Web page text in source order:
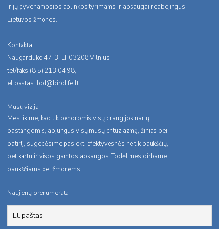
ir jų gyvenamosios aplinkos tyrimams ir apsaugai neabejingus
Lietuvos žmones.
Kontaktai:
Naugarduko 47-3, LT-03208 Vilnius,
tel/faks:(8 5) 213 04 98,
el.pastas: lod@birdlife.lt
Mūsų vizija
Mes tikime, kad tik bendromis visų draugijos narių
pastangomis, apjungus visų mūsų entuziazmą, žinias bei
patirtį, sugebėsime pasiekti efektyvesnės ne tik paukščių,
bet kartu ir visos gamtos apsaugos. Todėl mes dirbame
paukščiams bei žmonėms.
Naujienų prenumerata